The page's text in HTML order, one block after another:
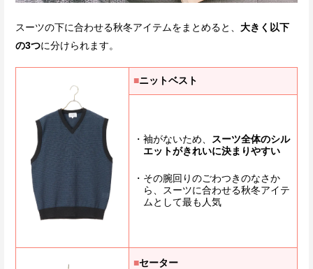
スーツの下に合わせる秋冬アイテムをまとめると、 大きく以下
の3つに分けられます。
■ニットベスト
袖がないため、
スーツ全体のシル
エットがきれいに決まりやすい
その腕回りのごわつきのなさか
ら、スーツに合わせる秋冬アイテ
ムとして最も人気
■セーター